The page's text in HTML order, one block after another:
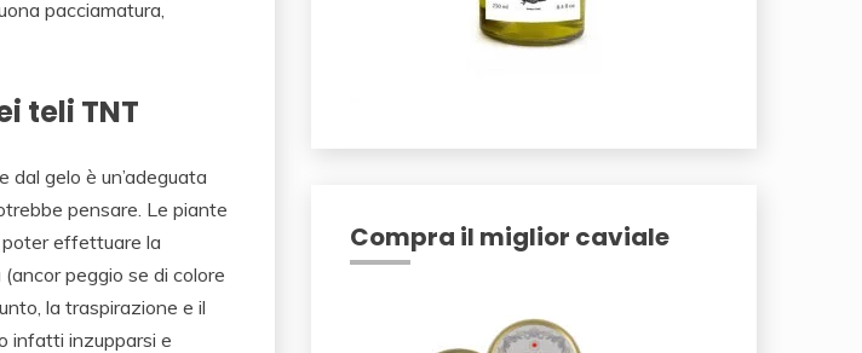
pacciamatura,
teli TNT
gelo è un’adeguata
pensare. Le piante
effettuare la
peggio se di colore
la traspirazione e il
infatti inzupparsi e
Compra il miglior caviale